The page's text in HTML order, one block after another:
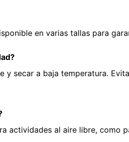
en varias tallas para
y secar a baja temperatura.
actividades al aire libre, como